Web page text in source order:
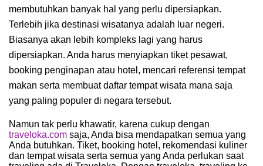
membutuhkan banyak hal yang perlu dipersiapkan.
Terlebih jika destinasi wisatanya adalah luar negeri.
Biasanya akan lebih kompleks lagi yang harus
dipersiapkan. Anda harus menyiapkan tiket pesawat,
booking penginapan atau hotel, mencari referensi tempat
makan serta membuat daftar tempat wisata mana saja
yang paling populer di negara tersebut.
Namun tak perlu khawatir, karena cukup dengan
traveloka.com saja, Anda bisa mendapatkan semua yang
Anda butuhkan. Tiket, booking hotel, rekomendasi kuliner
dan tempat wisata serta semua yang Anda perlukan saat